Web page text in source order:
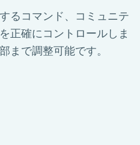
るコマンド、コミュニテ
正確にコントロールしま
まで調整可能です。